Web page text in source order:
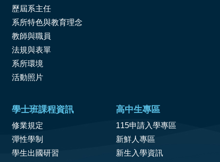
歷屆系主任
系所特色與教育理念
教師與職員
法規與表單
系所環境
活動照片
學士班課程資訊
修業規定
彈性學制
學生出國研習
高中生專區
115申請入學專區
新鮮人專區
新生入學資訊